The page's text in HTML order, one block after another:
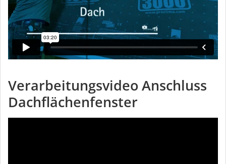
Verarbeitungsvideo Anschluss
Dachflächenfenster